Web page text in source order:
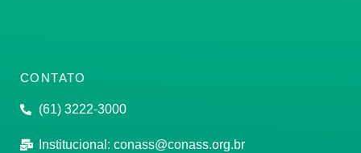
CONTATO
(61) 3222-3000
Institucional: conass@conass.org.br